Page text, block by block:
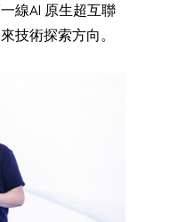
線AI 原生超互聯
技術探索方向。